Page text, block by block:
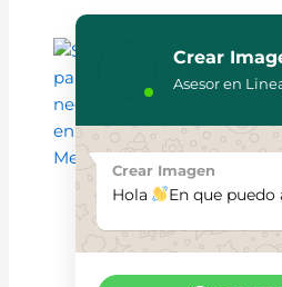
Mejorando el
Web para
Crear
Asesor en
Crear Imagen
Hola En que puedo